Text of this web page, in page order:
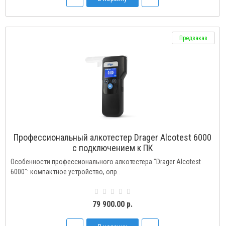
Предзаказ
Профессиональный алкотестер Drager Alcotest 6000
с подключением к ПК
Особенности профессионального алкотестера "Drager Alcotest
6000": компактное устройство, опр..
79 900.00 р.